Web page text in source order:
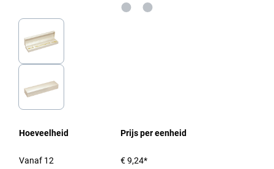
Hoeveelheid Prijs per eenheid
Vanaf 12 € 9,24*